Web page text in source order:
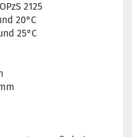
2125
20°C
25°C